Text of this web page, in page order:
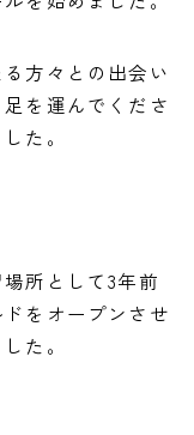
方々との出会い
を運んでくださ
た。
所として3年前
をオープンさせ
た。